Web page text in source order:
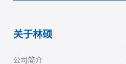
关于林硕
公司简介